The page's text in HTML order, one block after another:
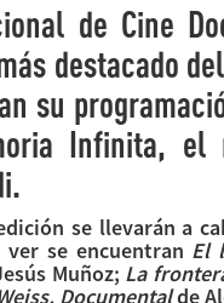
de Cine
destacado
su
Infinita,
se llevarán a
ver se encuentran El
Muñoz; La
Documentalde